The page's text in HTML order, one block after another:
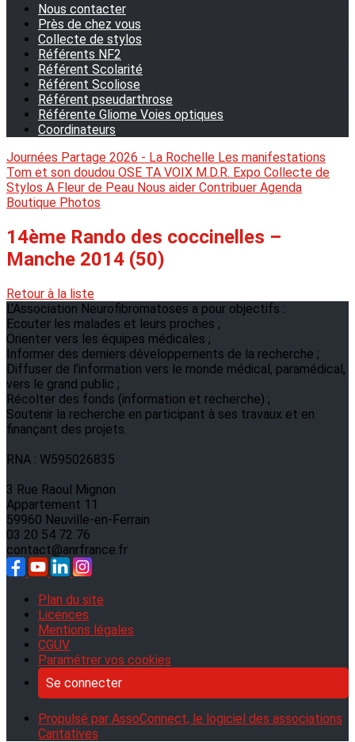
Nous contacter
Près de chez vous
Collecte de stylos
Référents NF2
Référent Scolarité
Référent Scoliose
Référent pseudarthrose
Référente Gliome Voies optiques
Coordinateurs
Journées Partage 2026 - La Rochelle Les manifestations
Tom et son doudou OSE TA VOIX M.D.R. Expo Collecte de
Stylos A Fleur de Peau Nous aider Contribuer Agenda
Boutique Photos
14ème Rando des coccinelles –
Manche 2014 (50)
Retour à la liste
L'Association Neurofibromatoses a pour objectifs :
Ecouter les malades et leurs proches ;
Orienter vers les équipes médicales ;
Informer des derniers développements de la recherche ;
Diffuser de l’information vers le monde médical, paramédical,
vers le grand public ;
Récolter des fonds (information et recherche) ;
Soutenir la recherche en participant à ses travaux et en
finançant des projets.
RNA : W595026835
3 Rue Raoul Mignon
Appartement 11
59960 Neuville-en-Ferrain
03 20 54 72 76
contact@anrfrance.fr
Plan du site
Licences
Mentions légales
CGUV
Paramétrer vos cookies
Se connecter
Propulsé par AssoConnect, le logiciel des associations
Caritatives